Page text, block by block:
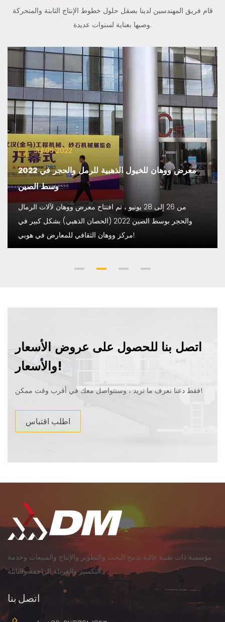
قام فريق المهندسين لدينا بصقل حلول خطوط الإنتاج الثابتة والمتحركة
وصبها بعناية لسنوات عديدة.
Jul.05 2022
2022 معرض ووهان للخيول الذهبية للرمل والحجر في
وسط الصين
من 26 إلى 28 يونيو ، تم افتتاح معرض ووهان لآلات الرمال
والحجر بوسط الصين 2022 (الحصان الذهبي) بشكل كبير في
مركز ووهان الثقافي للمعارض في هوبي!
اتصل بنا للحصول على عروض الأسعار
والأسعار!
فقط دعنا نعرف ما تريد ، وسنتواصل معك في أقرب وقت ممكن!
اطلب اقتباس
مؤسسة ذات تقنية عالية تدمج البحث والتطوير والإنتاج والمبيعات وخدمة
التكسير والغربلة الزاحفة والثابتة.
اتصل بنا